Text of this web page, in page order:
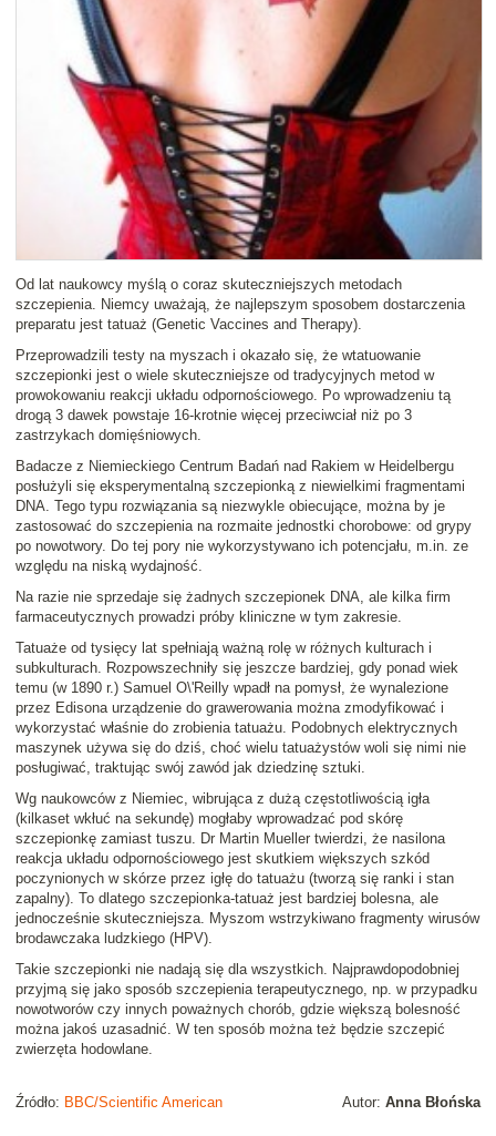
Od lat naukowcy myślą o coraz skuteczniejszych metodach
szczepienia. Niemcy uważają, że najlepszym sposobem dostarczenia
preparatu jest tatuaż (Genetic Vaccines and Therapy).
Przeprowadzili testy na myszach i okazało się, że wtatuowanie
szczepionki jest o wiele skuteczniejsze od tradycyjnych metod w
prowokowaniu reakcji układu odpornościowego. Po wprowadzeniu tą
drogą 3 dawek powstaje 16-krotnie więcej przeciwciał niż po 3
zastrzykach domięśniowych.
Badacze z Niemieckiego Centrum Badań nad Rakiem w Heidelbergu
posłużyli się eksperymentalną szczepionką z niewielkimi fragmentami
DNA. Tego typu rozwiązania są niezwykle obiecujące, można by je
zastosować do szczepienia na rozmaite jednostki chorobowe: od grypy
po nowotwory. Do tej pory nie wykorzystywano ich potencjału, m.in. ze
względu na niską wydajność.
Na razie nie sprzedaje się żadnych szczepionek DNA, ale kilka firm
farmaceutycznych prowadzi próby kliniczne w tym zakresie.
Tatuaże od tysięcy lat spełniają ważną rolę w różnych kulturach i
subkulturach. Rozpowszechniły się jeszcze bardziej, gdy ponad wiek
temu (w 1890 r.) Samuel O\'Reilly wpadł na pomysł, że wynalezione
przez Edisona urządzenie do grawerowania można zmodyfikować i
wykorzystać właśnie do zrobienia tatuażu. Podobnych elektrycznych
maszynek używa się do dziś, choć wielu tatuażystów woli się nimi nie
posługiwać, traktując swój zawód jak dziedzinę sztuki.
Wg naukowców z Niemiec, wibrująca z dużą częstotliwością igła
(kilkaset wkłuć na sekundę) mogłaby wprowadzać pod skórę
szczepionkę zamiast tuszu. Dr Martin Mueller twierdzi, że nasilona
reakcja układu odpornościowego jest skutkiem większych szkód
poczynionych w skórze przez igłę do tatuażu (tworzą się ranki i stan
zapalny). To dlatego szczepionka-tatuaż jest bardziej bolesna, ale
jednocześnie skuteczniejsza. Myszom wstrzykiwano fragmenty wirusów
brodawczaka ludzkiego (HPV).
Takie szczepionki nie nadają się dla wszystkich. Najprawdopodobniej
przyjmą się jako sposób szczepienia terapeutycznego, np. w przypadku
nowotworów czy innych poważnych chorób, gdzie większą bolesność
można jakoś uzasadnić. W ten sposób można też będzie szczepić
zwierzęta hodowlane.
Autor: Anna Błońska
Źródło: BBC/Scientific American